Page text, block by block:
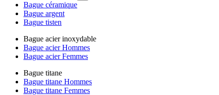
Bague céramique
Bague argent
Bague tisten
Bague acier inoxydable
Bague acier Hommes
Bague acier Femmes
Bague titane
Bague titane Hommes
Bague titane Femmes